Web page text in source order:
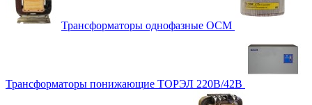
Трансформаторы однофазные ОСМ
Трансформаторы понижающие ТОРЭЛ 220В/42В